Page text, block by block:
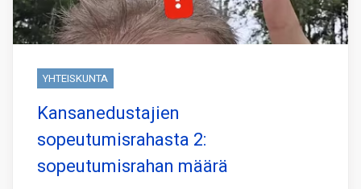
YHTEISKUNTA
Kansanedustajien
sopeutumisrahasta 2:
sopeutumisrahan määrä